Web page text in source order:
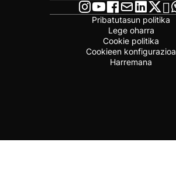
Pribatutasun politika
Lege oharra
Cookie politika
Cookieen konfigurazioa
Harremana